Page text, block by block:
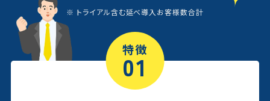
※ トライアル含む延べ導入お客様数合計
特徴
01